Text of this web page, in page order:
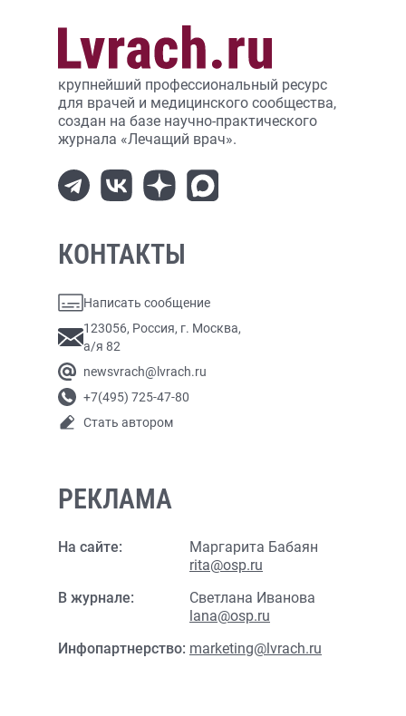
крупнейший профессиональный ресурс
для врачей и медицинского сообщества,
создан на базе научно-практического
журнала «Лечащий врач».
КОНТАКТЫ
Написать сообщение
123056, Россия, г. Москва,
а/я 82
newsvrach@lvrach.ru
+7(495) 725-47-80
Стать автором
РЕКЛАМА
На сайте:
Маргарита Бабаян
rita@osp.ru
В журнале:
Светлана Иванова
lana@osp.ru
Инфопартнерство: marketing@lvrach.ru